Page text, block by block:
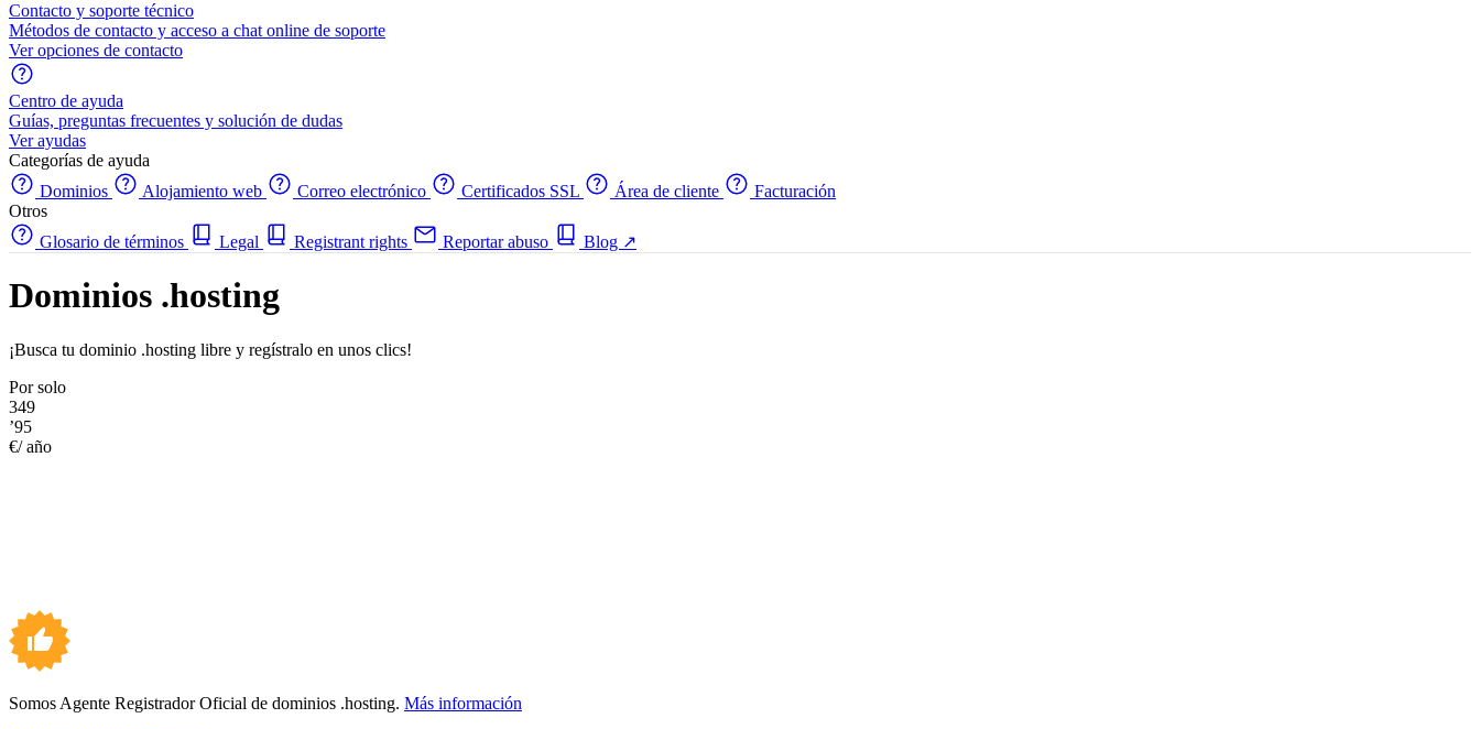
Contacto y soporte técnico
Métodos de contacto y acceso a chat online de soporte
Ver opciones de contacto
Centro de ayuda
Guías, preguntas frecuentes y solución de dudas
Ver ayudas
Categorías de ayuda
Dominios
Alojamiento web Correo electrónico Certificados SSL Área de cliente
Facturación
Otros
Glosario de términos
Legal Registrant rights Reportar abuso Blog ↗
Dominios .hosting
¡Busca tu dominio .hosting libre y regístralo en unos clics!
Por solo
349
’95
€/ año
Somos Agente Registrador Oficial de dominios .hosting. Más información